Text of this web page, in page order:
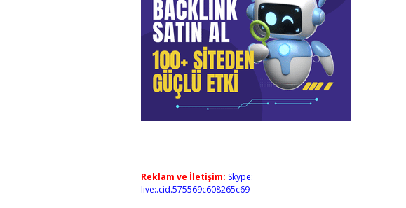
Reklam ve İletişim: Skype:
live:.cid.575569c608265c69